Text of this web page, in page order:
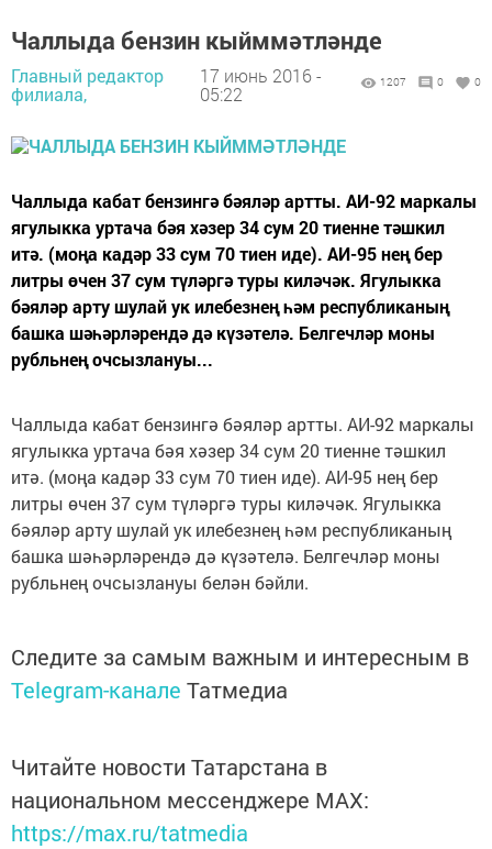
Чаллыда бензин кыйммәтләнде
Главный редактор
филиала,
17 июнь 2016 -
05:22
1207 0 0
Чаллыда кабат бензингә бәяләр артты. АИ-92 маркалы
ягулыкка уртача бәя хәзер 34 сум 20 тиенне тәшкил
итә. (моңа кадәр 33 сум 70 тиен иде). АИ-95 нең бер
литры өчен 37 сум түләргә туры киләчәк. Ягулыкка
бәяләр арту шулай ук илебезнең һәм республиканың
башка шәһәрләрендә дә күзәтелә. Белгечләр моны
рубльнең очсызлануы...
Чаллыда кабат бензингә бәяләр артты. АИ-92 маркалы
ягулыкка уртача бәя хәзер 34 сум 20 тиенне тәшкил
итә. (моңа кадәр 33 сум 70 тиен иде). АИ-95 нең бер
литры өчен 37 сум түләргә туры киләчәк. Ягулыкка
бәяләр арту шулай ук илебезнең һәм республиканың
башка шәһәрләрендә дә күзәтелә. Белгечләр моны
рубльнең очсызлануы белән бәйли.
Следите за самым важным и интересным в
Telegram-канале Татмедиа
Читайте новости Татарстана в
национальном мессенджере MАХ:
https://max.ru/tatmedia